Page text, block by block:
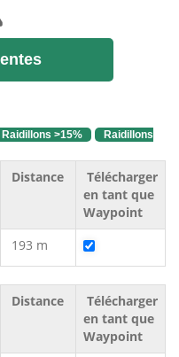
Raidillons >15%
Raidillons
Distance
Télécharger
en tant que
Waypoint
193 m
Distance
Télécharger
en tant que
Waypoint